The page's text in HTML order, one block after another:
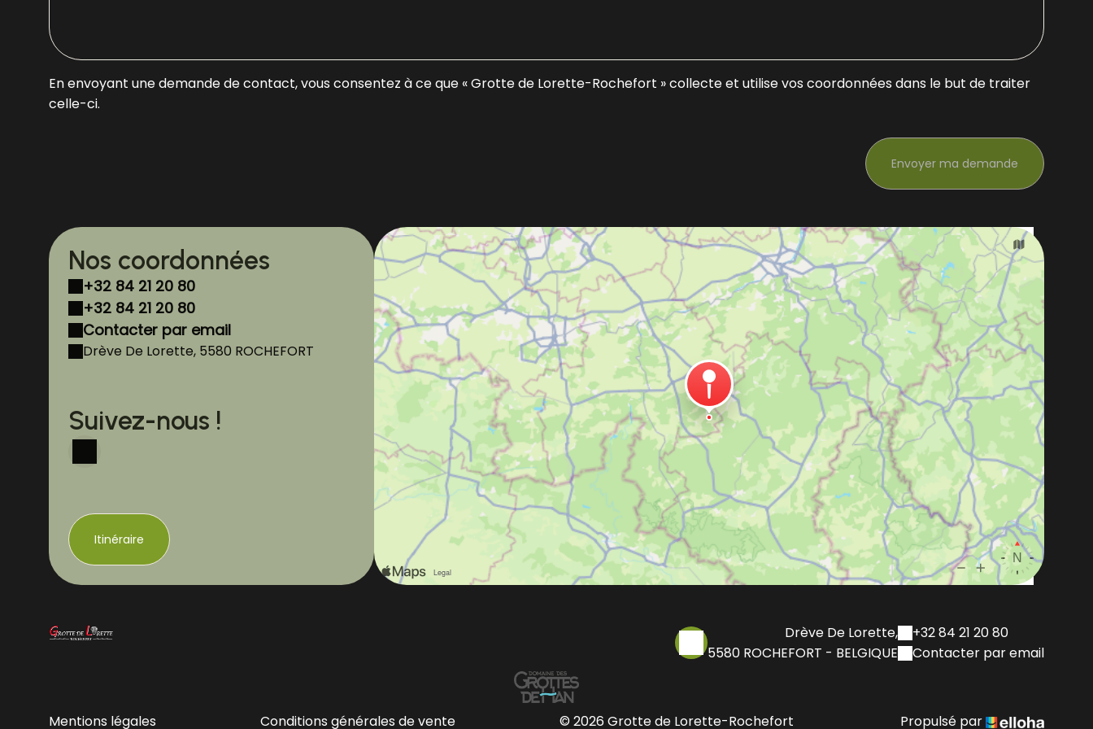
En envoyant une demande de contact, vous consentez à ce que « Grotte de Lorette-Rochefort » collecte et utilise vos coordonnées dans le but de traiter
celle-ci.
Nos coordonnées
+32 84 21 20 80
+32 84 21 20 80
Contacter par email
Drève De Lorette, 5580 ROCHEFORT
Suivez-nous !
Itinéraire
Drève De Lorette,
5580 ROCHEFORT - BELGIQUE
+32 84 21 20 80
Contacter par email
Mentions légales Conditions générales de vente © 2026 Grotte de Lorette-Rochefort Propulsé par